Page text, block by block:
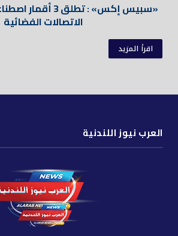
«سبيس إكس» : تطلق
الاتصالات الفضائية
اقرأ المزيد
العرب نيوز اللندنية